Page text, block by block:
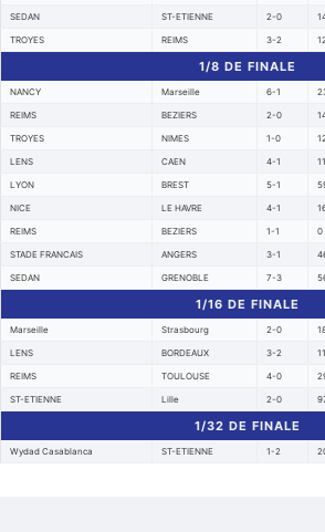
SEDAN ST-ETIENNE 2-0
TROYES REIMS 3-2
1/8 DE FINALE
NANCY Marseille 6-1
REIMS BEZIERS 2-0
TROYES NIMES 1-0
LENS CAEN 4-1
LYON BREST 5-1
NICE LE HAVRE 4-1
REIMS BEZIERS 1-1 0
STADE FRANCAIS ANGERS 3-1
SEDAN GRENOBLE 7-3
1/16 DE FINALE
Marseille Strasbourg 2-0
LENS BORDEAUX 3-2
REIMS TOULOUSE 4-0
ST-ETIENNE Lille 2-0
1/32 DE FINALE
Wydad Casablanca ST-ETIENNE 1-2